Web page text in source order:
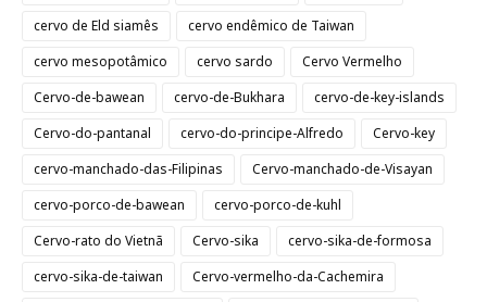
cervo de Eld siamês
cervo endêmico de Taiwan
cervo mesopotâmico
cervo sardo
Cervo Vermelho
Cervo-de-bawean
cervo-de-Bukhara
cervo-de-key-islands
Cervo-do-pantanal
cervo-do-principe-Alfredo
Cervo-key
cervo-manchado-das-Filipinas
Cervo-manchado-de-Visayan
cervo-porco-de-bawean
cervo-porco-de-kuhl
Cervo-rato do Vietnã
Cervo-sika
cervo-sika-de-formosa
cervo-sika-de-taiwan
Cervo-vermelho-da-Cachemira